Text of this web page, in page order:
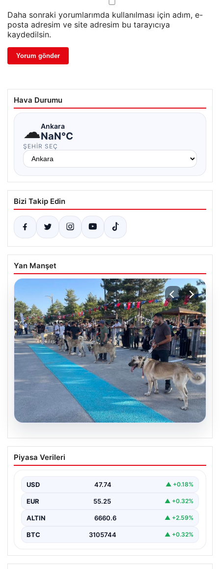
Daha sonraki yorumlarımda kullanılması için adım, e-
posta adresim ve site adresim bu tarayıcıya
kaydedilsin.
Hava Durumu
☁Ankara
NaN°C
ŞEHIR SEÇ
Bizi Takip Edin
Yan Manşet
Dünyaca Ünlü “Bozkırın Aslanları”
Podyuma Çıktı: Kangal Köpekleri
Sivas Belediyesi tarafından organize edilen “Kangal
Standartları…
Piyasa Verileri
USD 47.74 ▲ +0.18%
EUR 55.25 ▲ +0.32%
ALTIN 6660.6 ▲ +2.59%
BTC 3105744 ▲ +0.32%